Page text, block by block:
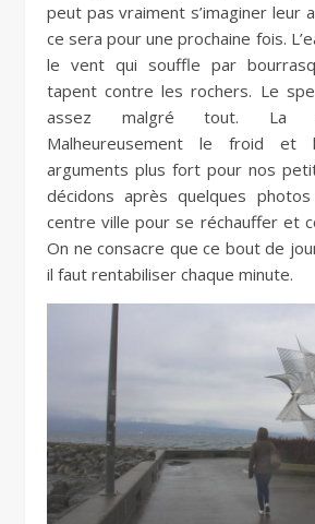
peut pas vraiment s’imaginer leur
ce sera pour une prochaine fois.
le vent qui souffle par
tapent contre les rochers. Le
assez malgré tout. La
Malheureusement le froid et
arguments plus fort pour nos
décidons après quelques
centre ville pour se réchauffer et
On ne consacre que ce bout de
il faut rentabiliser chaque minute.